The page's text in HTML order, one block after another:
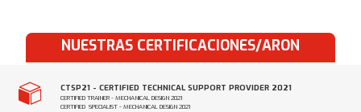
NUESTRAS CERTIFICACIONES/ARON
CTSP21 - CERTIFIED TECHNICAL SUPPORT PROVIDER 2021
CERTIFIED TRAINER - MECHANICAL DESIGN 2021
CERTIFIED SPECIALIST - MECHANICAL DESIGN 2021